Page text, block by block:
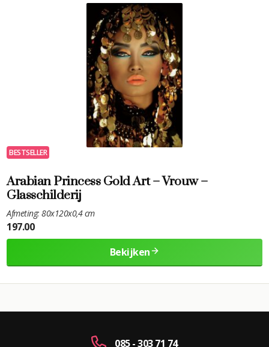
BESTSELLER
Arabian Princess Gold Art – Vrouw –
Glasschilderij
Afmeting: 80x120x0,4 cm
197.00
Bekijken
085 - 303 71 74